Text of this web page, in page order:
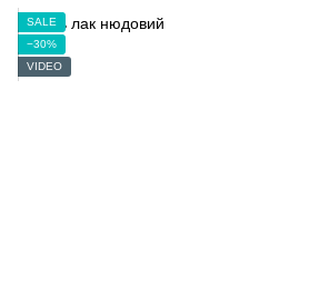
SALE
−30%
VIDEO